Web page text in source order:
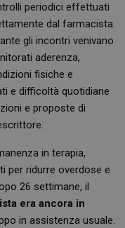
periodici effettuati
dal farmacista.
gli incontri venivano
aderenza,
fisiche e
e difficoltà quotidiane
e proposte di
in terapia,
per ridurre overdose e
26 settimane, il
era ancora in
in assistenza usuale.